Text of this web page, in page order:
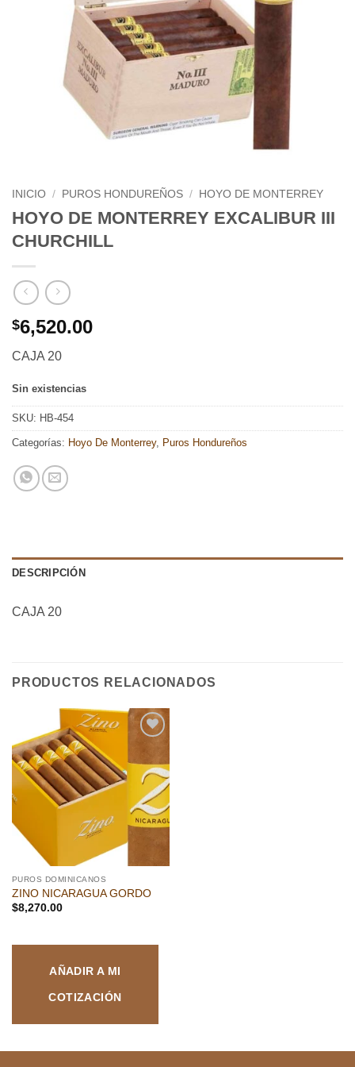
INICIO / PUROS HONDUREÑOS / HOYO DE MONTERREY
HOYO DE MONTERREY EXCALIBUR III
CHURCHILL
$6,520.00
CAJA 20
Sin existencias
SKU: HB-454
Categorías: Hoyo De Monterrey, Puros Hondureños
DESCRIPCIÓN
CAJA 20
PRODUCTOS RELACIONADOS
lista de
deseos
PUROS DOMINICANOS
ZINO NICARAGUA GORDO
$8,270.00
AÑADIR A MI
COTIZACIÓN